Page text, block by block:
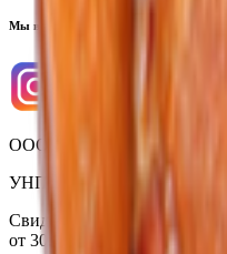
Мы в соцсетях
ООО «Торговая сеть
УНП 490314725
Свидетельство о
от 30.05.2003г выдано